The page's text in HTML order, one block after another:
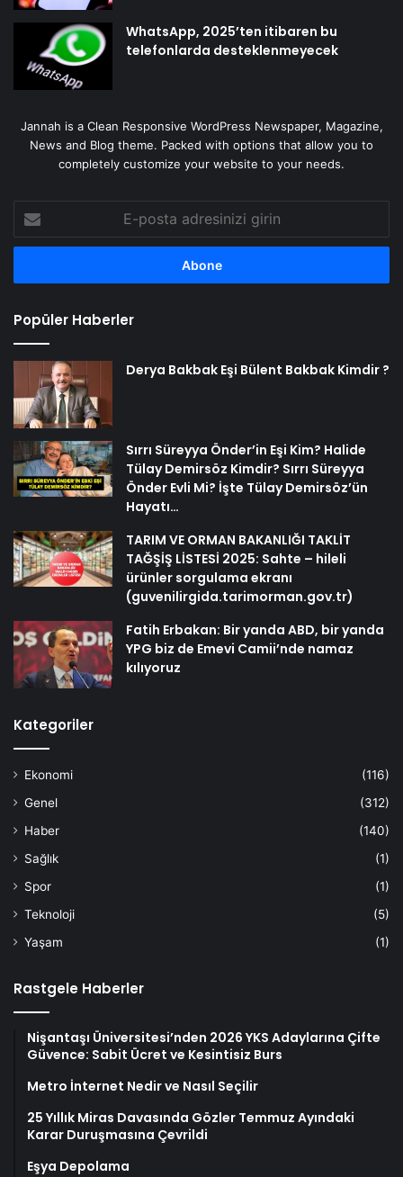
WhatsApp, 2025’ten itibaren bu
telefonlarda desteklenmeyecek
Jannah is a Clean Responsive WordPress Newspaper, Magazine,
News and Blog theme. Packed with options that allow you to
completely customize your website to your needs.
posta
adresinizi
Popüler Haberler
Derya Bakbak Eşi Bülent Bakbak Kimdir ?
Sırrı Süreyya Önder’in Eşi Kim? Halide
Tülay Demirsöz Kimdir? Sırrı Süreyya
Önder Evli Mi? İşte Tülay Demirsöz’ün
Hayatı…
TARIM VE ORMAN BAKANLIĞI TAKLİT
TAĞŞİŞ LİSTESİ 2025: Sahte – hileli
ürünler sorgulama ekranı
(guvenilirgida.tarimorman.gov.tr)
Fatih Erbakan: Bir yanda ABD, bir yanda
YPG biz de Emevi Camii’nde namaz
kılıyoruz
Kategoriler
Ekonomi
(116)
Genel
(312)
Haber
(140)
Sağlık
(1)
Spor
(1)
Teknoloji
(5)
Yaşam
(1)
Rastgele Haberler
Nişantaşı Üniversitesi’nden 2026 YKS Adaylarına Çifte
Güvence: Sabit Ücret ve Kesintisiz Burs
Metro İnternet Nedir ve Nasıl Seçilir
25 Yıllık Miras Davasında Gözler Temmuz Ayındaki
Karar Duruşmasına Çevrildi
Eşya Depolama